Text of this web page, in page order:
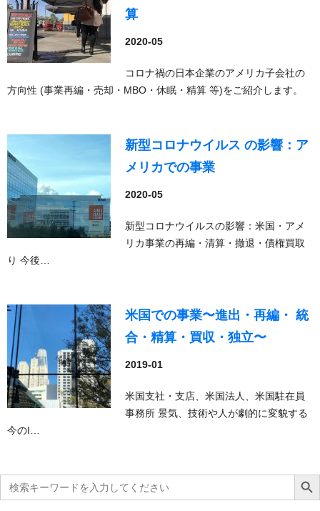
算
2020-05
コロナ禍の日本企業のアメリカ子会社の
方向性 (事業再編・売却・MBO・休眠・精算 等)をご紹介します。
新型コロナウイルス の影響：ア
メリカでの事業
2020-05
新型コロナウイルスの影響：米国・アメ
リカ事業の再編・清算・撤退・債権買取
り 今後…
米国での事業〜進出・再編・ 統
合・精算・買収・独立〜
2019-01
米国支社・支店、米国法人、米国駐在員
事務所 景気、技術や人が劇的に変貌する
今のI…
Search
for:
Search